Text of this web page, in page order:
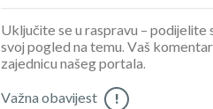
Uključite se u raspravu – podijelite
svoj pogled na temu. Vaš
zajednicu našeg portala.
Važna obavijest !